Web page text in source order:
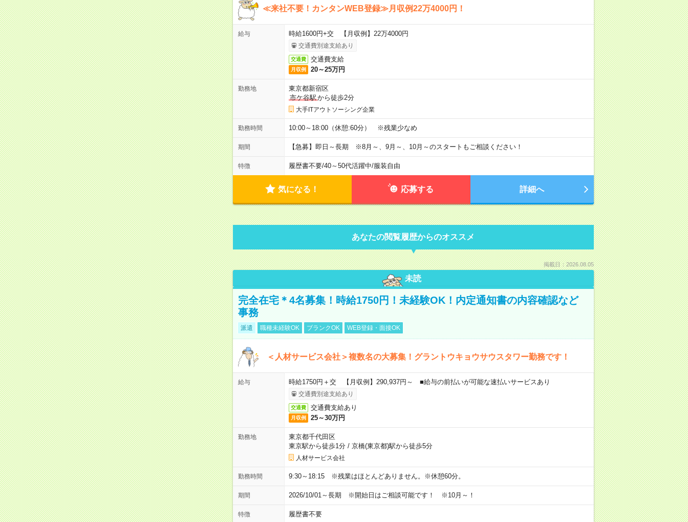
≪来社不要！カンタンWEB登録≫月収例22万4000円！
給与 時給1600円+交 【月収例】22万4000円
交通費別途支給あり
交通費 交通費支給
月収例 20～25万円
勤務地
東京都新宿区
市ケ谷駅から徒歩2分
大手ITアウトソーシング企業
勤務時間 10:00～18:00（休憩:60分） ※残業少なめ
期間 【急募】即日～長期 ※8月～、9月～、10月～のスタートもご相談ください！
特徴 履歴書不要/40～50代活躍中/服装自由
気になる！ 応募する 詳細へ
あなたの閲覧履歴からのオススメ
掲載日：2026.08.05
未読
完全在宅＊4名募集！時給1750円！未経験OK！内定通知書の内容確認など
事務
派遣 職種未経験OK ブランクOK WEB登録・面接OK
＜人材サービス会社＞複数名の大募集！グラントウキョウサウスタワー勤務です！
給与 時給1750円＋交 【月収例】290,937円～ ■給与の前払いが可能な速払いサービスあり
交通費別途支給あり
交通費 交通費支給あり
月収例 25～30万円
勤務地
東京都千代田区
東京駅から徒歩1分/ 京橋(東京都)駅から徒歩5分
人材サービス会社
勤務時間 9:30～18:15 ※残業はほとんどありません。※休憩60分。
期間 2026/10/01～長期 ※開始日はご相談可能です！ ※10月～！
特徴 履歴書不要